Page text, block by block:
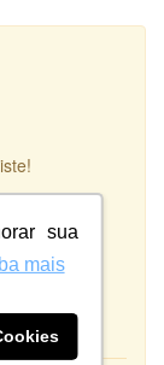
sua
mais